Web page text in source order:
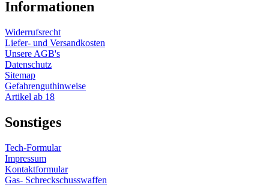
Informationen
Widerrufsrecht
Liefer- und Versandkosten
Unsere AGB's
Datenschutz
Sitemap
Gefahrenguthinweise
Artikel ab 18
Sonstiges
Tech-Formular
Impressum
Kontaktformular
Gas- Schreckschusswaffen